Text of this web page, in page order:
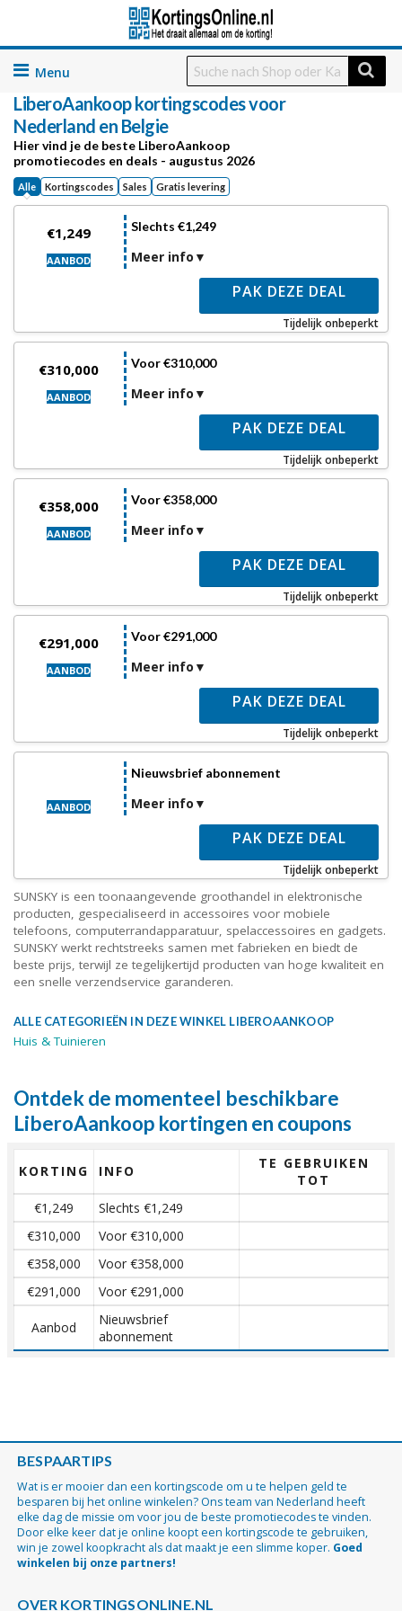
Skip
content
LiberoAankoopkortingscodes voor
Nederland en Belgie
Hier vind je de beste LiberoAankoop
promotiecodes en deals - augustus 2026
Alle Kortingscodes Sales Gratis levering
€1,249
AANBOD
Slechts €1,249
Meer info
PAK DEZE DEAL
Tijdelijk onbeperkt
€310,000
AANBOD
Voor €310,000
Meer info
PAK DEZE DEAL
Tijdelijk onbeperkt
€358,000
AANBOD
Voor €358,000
Meer info
PAK DEZE DEAL
Tijdelijk onbeperkt
€291,000
AANBOD
Voor €291,000
Meer info
PAK DEZE DEAL
Tijdelijk onbeperkt
AANBOD
Nieuwsbrief abonnement
Meer info
PAK DEZE DEAL
Tijdelijk onbeperkt
SUNSKY is een toonaangevende groothandel in elektronische
producten, gespecialiseerd in accessoires voor mobiele
telefoons, computerrandapparatuur, spelaccessoires en gadgets.
SUNSKY werkt rechtstreeks samen met fabrieken en biedt de
beste prijs, terwijl ze tegelijkertijd producten van hoge kwaliteit en
een snelle verzendservice garanderen.
ALLE CATEGORIEËN IN DEZE WINKEL LIBEROAANKOOP
Huis & Tuinieren
Ontdek de momenteel beschikbare
LiberoAankoop kortingen en coupons
KORTING INFO
TE GEBRUIKEN
TOT
€1,249
Slechts €1,249
€310,000
Voor €310,000
€358,000
Voor €358,000
€291,000
Voor €291,000
Aanbod
Nieuwsbrief
abonnement
BESPAARTIPS
Wat is er mooier dan een kortingscode om u te helpen geld te
besparen bij het online winkelen? Ons team van Nederland heeft
elke dag de missie om voor jou de beste promotiecodes te vinden.
Door elke keer dat je online koopt een kortingscode te gebruiken,
win je zowel koopkracht als dat maakt je een slimme koper. Goed
winkelen bij onze partners!
OVER KORTINGSONLINE.NL